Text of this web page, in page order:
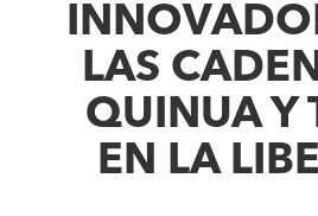
LAS
QUINUA Y
EN LA